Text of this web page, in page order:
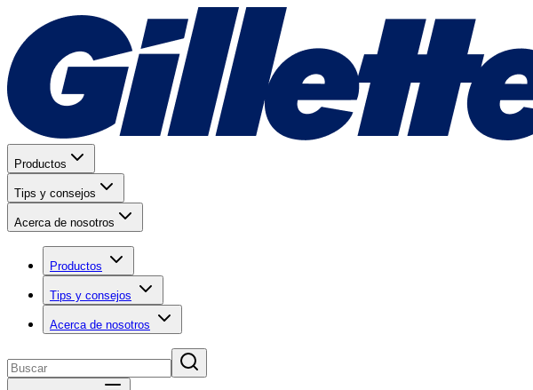
Productos
Tips y consejos
Acerca de nosotros
Productos
Tips y consejos
Acerca de nosotros